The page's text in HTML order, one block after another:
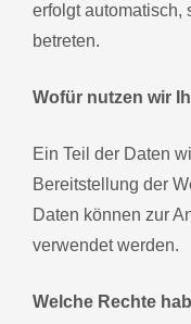
erfolgt automatisch,
betreten.
Wofür nutzen wir
Ein Teil der Daten
Bereitstellung der
Daten können zur
verwendet werden.
Welche Rechte